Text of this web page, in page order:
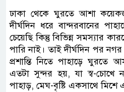
ঢাকা থেকে ঘুরতে আশা
দীর্ঘদিন ধরে বান্দরবানের
চেয়েছি কিন্তু বিভিন্ন সমস্যার
পারি নাই। তাই দীর্ঘদিন পর
প্রশান্তি নিতে পাহাড়ে ঘুরতে
এতটা সুন্দর হয়, যা স্ব-চোখে
পাহাড়, মেঘ-বৃষ্টি একসাথে মিশে